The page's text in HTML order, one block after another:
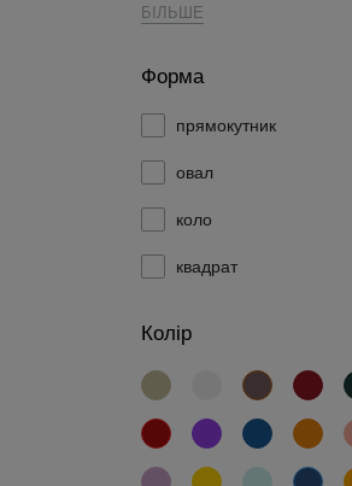
БІЛЬШЕ
Форма
прямокутник
овал
коло
квадрат
Колір